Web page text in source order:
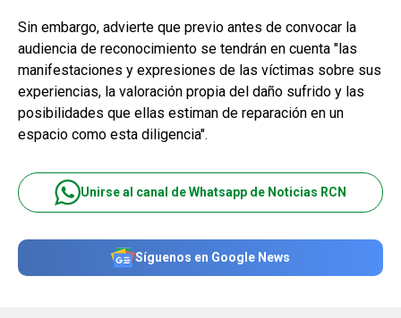
Sin embargo, advierte que previo antes de convocar la
audiencia de reconocimiento se tendrán en cuenta "las
manifestaciones y expresiones de las víctimas sobre sus
experiencias, la valoración propia del daño sufrido y las
posibilidades que ellas estiman de reparación en un
espacio como esta diligencia".
Unirse al canal de Whatsapp de Noticias RCN
Síguenos en Google News